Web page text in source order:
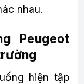
nhau.
Peugeot
hiện tập